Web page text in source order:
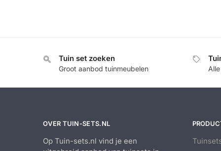
Tuin set zoeken
Groot aanbod tuinmeubelen
OVER TUIN-SETS.NL
Op Tuin-sets.nl vind je een